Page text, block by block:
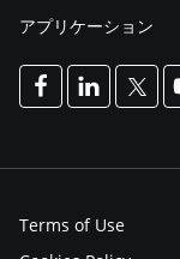
アプリケーション
Terms of Use